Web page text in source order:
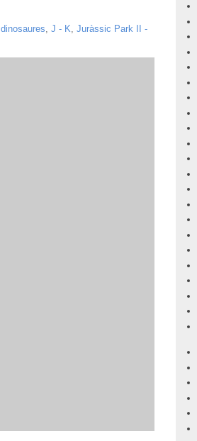
dinosaures, J - K, Juràssic Park II -